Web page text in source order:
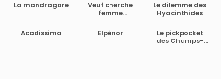
La mandragore
Veuf cherche
femme
Le dilemme des
Hyacinthides
Acadissima Elpénor
Le pickpocket
des Champs-